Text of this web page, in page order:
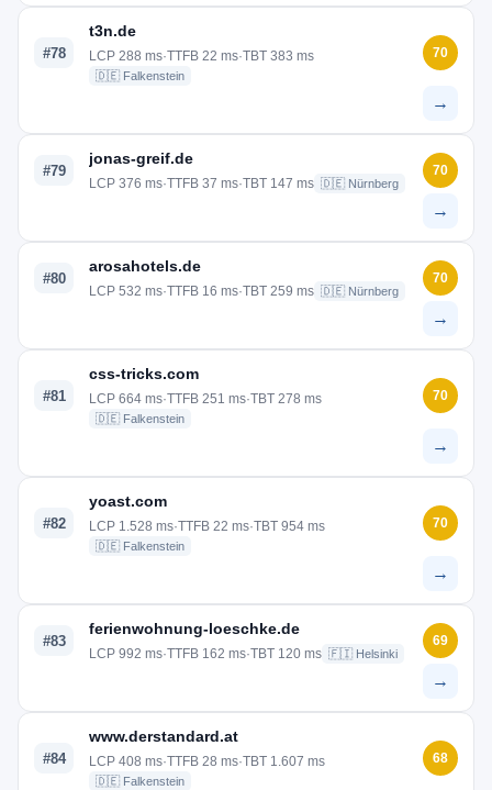
#78
t3n.de
LCP 288 ms·TTFB 22 ms·TBT 383 ms
🇩🇪 Falkenstein
70
→
#79
jonas-greif.de
LCP 376 ms·TTFB 37 ms·TBT 147 ms 🇩🇪 Nürnberg
70
→
#80
arosahotels.de
LCP 532 ms·TTFB 16 ms·TBT 259 ms 🇩🇪 Nürnberg
70
→
#81
css-tricks.com
LCP 664 ms·TTFB 251 ms·TBT 278 ms
🇩🇪 Falkenstein
70
→
#82
yoast.com
LCP 1.528 ms·TTFB 22 ms·TBT 954 ms
🇩🇪 Falkenstein
70
→
#83
ferienwohnung-loeschke.de
LCP 992 ms·TTFB 162 ms·TBT 120 ms 🇫🇮 Helsinki
69
→
#84
www.derstandard.at
LCP 408 ms·TTFB 28 ms·TBT 1.607 ms
🇩🇪 Falkenstein
68